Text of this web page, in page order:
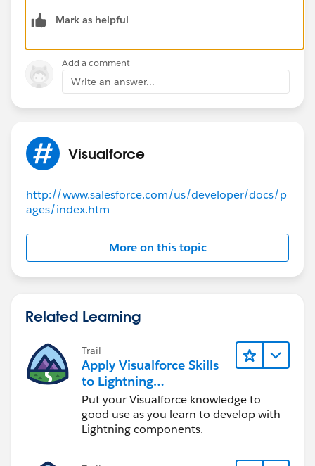
técnico e de soluções de T.I para clientes através de
com demanda e necessidades de nossos clientes.
Atualmente contamos com equipe de técnicos em
todas as regiões de São Paulo o que nos permite um
atendimento rápido e dinâmico.
empresas, nós da OneIT temos muita experiência e
isso ajuda a buscar e definir as melhores soluções de
necessidade e momento do negócio de nossos
clientes.
Mark as helpful
Add a comment
Write an answer...
Visualforce
http://www.salesforce.com/us/developer/docs/p
ages/index.htm
More on this topic
Related Learning
Trail
Apply Visualforce Skills
to Lightning
Components
Put your Visualforce knowledge to
good use as you learn to develop with
Lightning components.